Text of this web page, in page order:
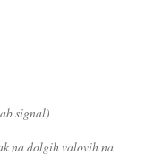
signal)
na dolgih valovih na